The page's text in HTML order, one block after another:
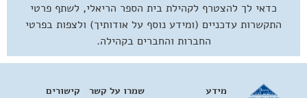
כדאי לך להצטרף לקהילת בית הספר הריאלי, לשתף פרטי
התקשרות עדכניים (ומידע נוסף על אודותיך) ולצפות בפרטי
החברות והחברים בקהילה.
מידע קישורים שמרו על קשר